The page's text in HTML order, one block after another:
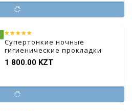
Супертонкие ночные
гигиенические прокладки
из чистого хлопка 6 шт.*280
мм
1 800.00 KZT